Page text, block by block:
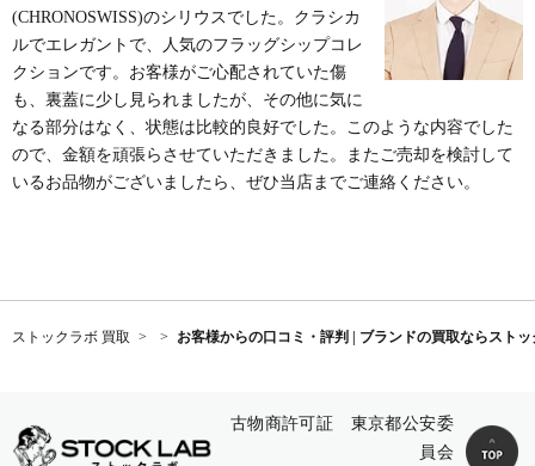
(CHRONOSWISS)のシリウスでした。クラシカ
ルでエレガントで、人気のフラッグシップコレ
クションです。お客様がご心配されていた傷
も、裏蓋に少し見られましたが、その他に気に
なる部分はなく、状態は比較的良好でした。このような内容でした
ので、金額を頑張らさせていただきました。またご売却を検討して
いるお品物がございましたら、ぜひ当店までご連絡ください。
ストックラボ 買取 お客様からの口コミ・評判 | ブランドの買取ならストッ
古物商許可証 東京都公安委
員会